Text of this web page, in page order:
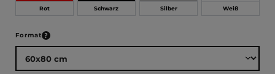
Rot Schwarz Silber Weiß
Formatauswählen